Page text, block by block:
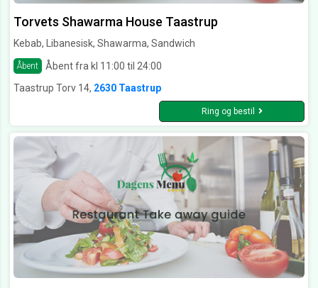
Torvets Shawarma House Taastrup
Kebab, Libanesisk, Shawarma, Sandwich
Åbent
Åbent fra kl 11:00 til 24:00
Taastrup Torv 14, 2630 Taastrup
Ring og bestil